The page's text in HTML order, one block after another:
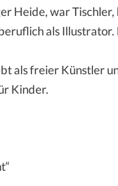
Heide, war
als Illustrator.
als freier Künstler
Kinder.